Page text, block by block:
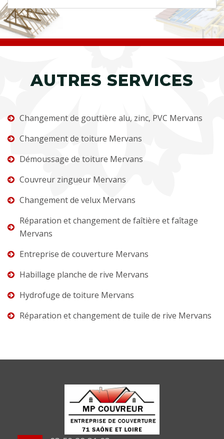
AUTRES SERVICES
Changement de gouttière alu, zinc, PVC Mervans
Changement de toiture Mervans
Démoussage de toiture Mervans
Couvreur zingueur Mervans
Changement de velux Mervans
Réparation et changement de faîtière et faîtage
Mervans
Entreprise de couverture Mervans
Habillage planche de rive Mervans
Hydrofuge de toiture Mervans
Réparation et changement de tuile de rive Mervans